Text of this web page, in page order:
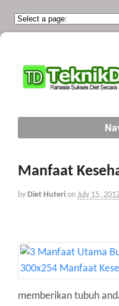
Manfaat
by Diet Huteri on July 15,
memberikan tubuh